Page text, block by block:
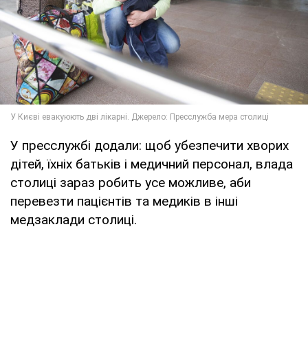
У пресслужбі додали: щоб убезпечити хворих
дітей, їхніх батьків і медичний персонал, влада
столиці зараз робить усе можливе, аби
перевезти пацієнтів та медиків в інші
медзаклади столиці.